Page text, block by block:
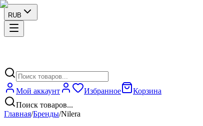
RUB
Мой аккаунт Избранное
Корзина
Поиск товаров...
Главная/Бренды/Nilera